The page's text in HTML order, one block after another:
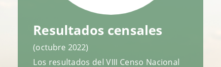
Resultados censales
(octubre 2022)
Los resultados del VIII Censo Nacional